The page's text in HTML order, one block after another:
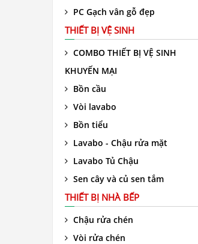
PC Gạch vân gỗ đẹp
THIẾT BỊ VỆ SINH
COMBO THIẾT BỊ VỆ SINH
KHUYẾN MẠI
Bồn cầu
Vòi lavabo
Bồn tiểu
Lavabo - Chậu rửa mặt
Lavabo Tủ Chậu
Sen cây và củ sen tắm
THIẾT BỊ NHÀ BẾP
Chậu rửa chén
Vòi rửa chén